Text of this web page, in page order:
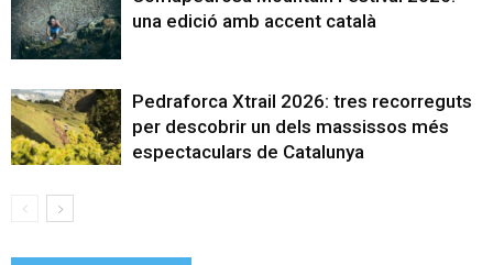
una edició amb accent català
Pedraforca Xtrail 2026: tres recorreguts
per descobrir un dels massissos més
espectaculars de Catalunya